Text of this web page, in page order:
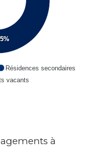
Résidences secondaires
vacants
à